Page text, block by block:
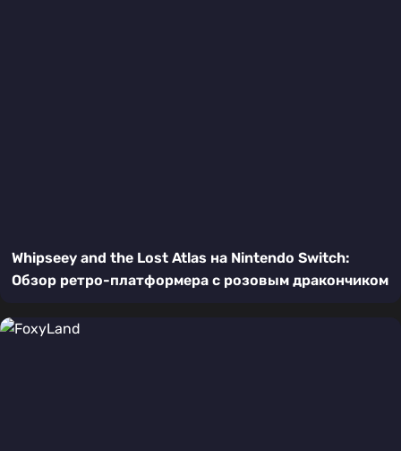
Whipseey and the Lost Atlas на Nintendo Switch:
Обзор ретро-платформера с розовым дракончиком